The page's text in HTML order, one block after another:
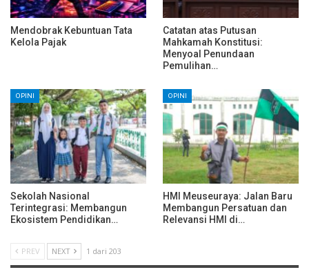
Mendobrak Kebuntuan Tata
Kelola Pajak
Catatan atas Putusan
Mahkamah Konstitusi:
Menyoal Penundaan
Pemulihan…
OPINI
Sekolah Nasional
Terintegrasi: Membangun
Ekosistem Pendidikan…
OPINI
HMI Meuseuraya: Jalan Baru
Membangun Persatuan dan
Relevansi HMI di…
PREV NEXT 1 dari 203